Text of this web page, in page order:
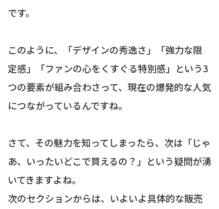
です。
このように、「デザインの秀逸さ」「強力な限
定感」「ファンの心をくすぐる特別感」という3
つの要素が組み合わさって、現在の爆発的な人気
につながっているんですね。
さて、その魅力を知ってしまったら、次は「じゃ
あ、いったいどこで買えるの？」という疑問が湧
いてきますよね。
次のセクションからは、いよいよ具体的な販売